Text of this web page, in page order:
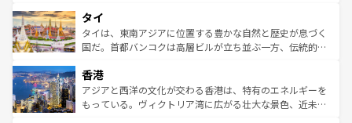
リティに包まれながら、韓国の多彩な魅力を心ゆくまで味
わってみてほしい。 なお、新着の韓国情報はコンテンツ一
覧を参照してほしい。
急速な発展と共に伝統が息づく。ハノイの古い町並みやホ
ーチミン市のフランス統治時代の建物も、独特の雰囲気を
醸し出している。また、バラエティの豊かさとおいしさで
とつ。フォーやバインミー、ベトナムコーヒーなどは、ぜ
ひ現地で味わいたい。どの地域を訪れてもあたたかい人々
が旅行者を迎えてくれるので、きっと忘れられない旅にな
タイ
タイは、東南アジアに位置する豊かな自然と歴史が息づく
国だ。首都バンコクは高層ビルが立ち並ぶ一方、伝統的な
の活気が交差している。北部ではチェンマイなどの山岳地
帯で自然と触れ合い、南部ではプーケットやクラビの美し
いビーチでリゾート気分を楽しむことができる。タイ料理
香港
アジアと西洋の文化が交わる香港は、特有のエネルギーを
もっている。ヴィクトリア湾に広がる壮大な景色、近未来